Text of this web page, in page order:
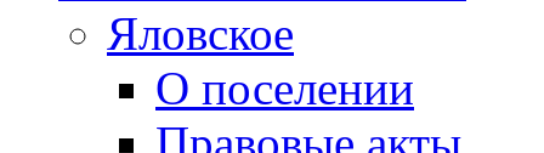
Яловское
О поселении
Правовые акты